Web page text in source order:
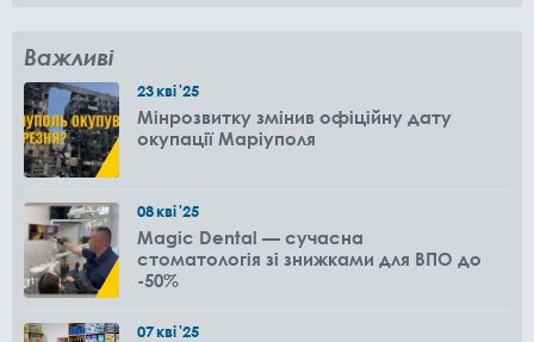
Важливі
23кві'25
Мінрозвитку змінив офіційну дату
окупації Маріуполя
08кві'25
Magic Dental — сучасна
стоматологія зі знижками для ВПО до
-50%
07кві'25